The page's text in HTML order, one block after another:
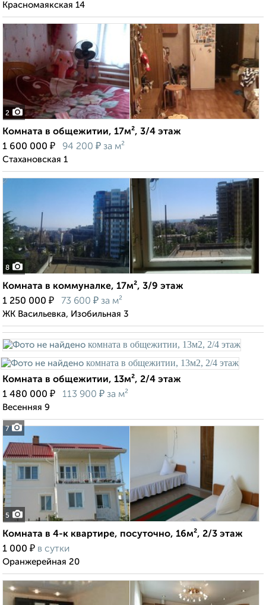
Красномаякская 14
2
Комната в общежитии, 17м², 3/4 этаж
1 600 000 ₽ 94 200 ₽ за м²
Стахановская 1
8
Комната в коммуналке, 17м², 3/9 этаж
1 250 000 ₽ 73 600 ₽ за м²
ЖК Васильевка, Изобильная 3
7
Комната в общежитии, 13м², 2/4 этаж
1 480 000 ₽ 113 900 ₽ за м²
Весенняя 9
5
Комната в 4-к квартире, посуточно, 16м², 2/3 этаж
1 000 ₽ в сутки
Оранжерейная 20